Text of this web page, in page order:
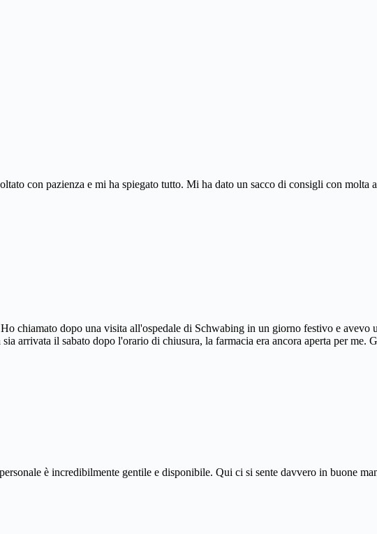
con pazienza e mi ha spiegato tutto. Mi ha dato un sacco di consigli con molta
chiamato dopo una visita all'ospedale di Schwabing in un giorno festivo e avevo
arrivata il sabato dopo l'orario di chiusura, la farmacia era ancora aperta per me.
è incredibilmente gentile e disponibile. Qui ci si sente davvero in buone